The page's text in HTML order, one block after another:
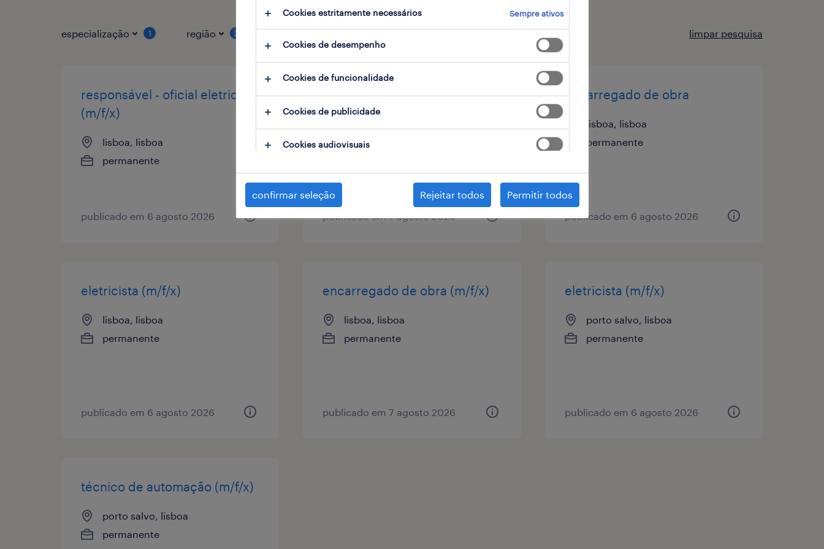
especialização 1 região 2 tipo de contrato limpar pesquisa
responsável - oficial eletricista
(m/f/x)
lisboa, lisboa
permanente
publicado em 6 agosto 2026
site manager (m/f/x) - europa
permanente
publicado em 7 agosto 2026
encarregado de obra
lisboa, lisboa
permanente
publicado em 6 agosto 2026
eletricista (m/f/x)
lisboa, lisboa
permanente
publicado em 6 agosto 2026
encarregado de obra (m/f/x)
lisboa, lisboa
permanente
publicado em 7 agosto 2026
eletricista (m/f/x)
porto salvo, lisboa
permanente
publicado em 6 agosto 2026
técnico de automação (m/f/x)
porto salvo, lisboa
permanente
Cookies estritamente necessários Sempre ativos
Cookies de desempenho
Cookies de funcionalidade
Cookies de publicidade
Cookies audiovisuais
confirmar seleção Rejeitar todos Permitir todos